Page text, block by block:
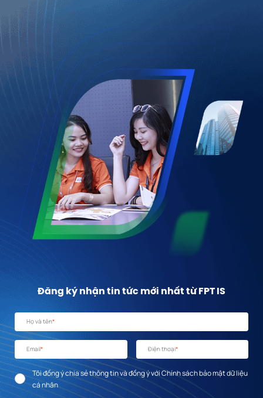
Đăng ký nhận tin tức mới nhất từ FPT IS
Họ và tên*
Email* Điện thoại*
Tôi đồng ý chia sẻ thông tin và đồng ý với Chính sách bảo mật dữ liệu
cá nhân